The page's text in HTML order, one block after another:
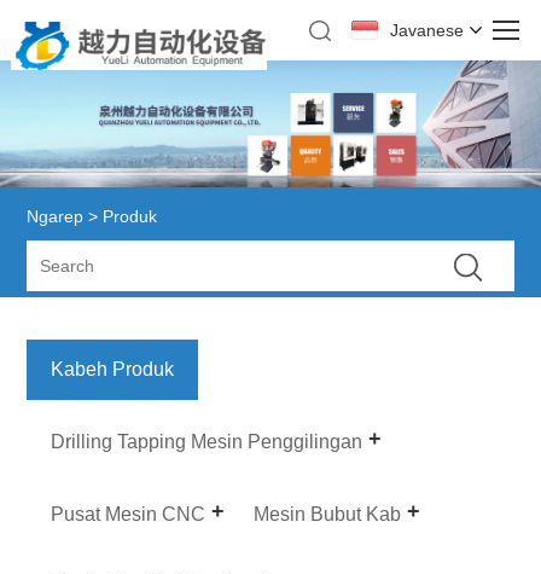
Javanese
Ngarep > Produk
Kabeh Produk
Drilling Tapping Mesin Penggilingan
Pusat Mesin CNC Mesin Bubut Kab